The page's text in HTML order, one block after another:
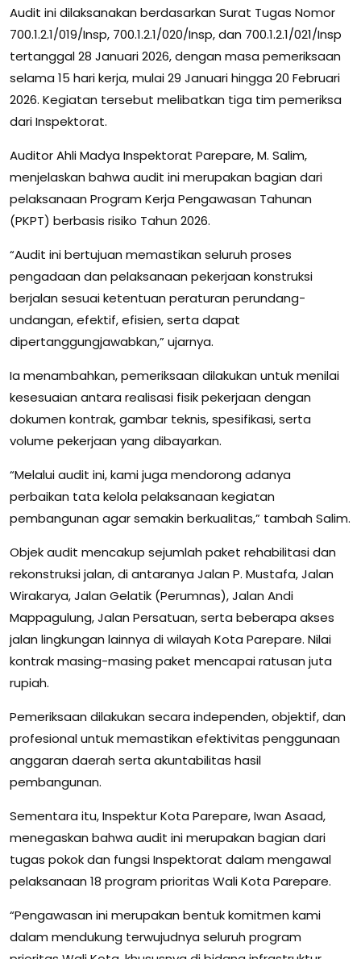
Audit ini dilaksanakan berdasarkan Surat Tugas Nomor
700.1.2.1/019/Insp, 700.1.2.1/020/Insp, dan 700.1.2.1/021/Insp
tertanggal 28 Januari 2026, dengan masa pemeriksaan
selama 15 hari kerja, mulai 29 Januari hingga 20 Februari
2026. Kegiatan tersebut melibatkan tiga tim pemeriksa
dari Inspektorat.
Auditor Ahli Madya Inspektorat Parepare, M. Salim,
menjelaskan bahwa audit ini merupakan bagian dari
pelaksanaan Program Kerja Pengawasan Tahunan
(PKPT) berbasis risiko Tahun 2026.
“Audit ini bertujuan memastikan seluruh proses
pengadaan dan pelaksanaan pekerjaan konstruksi
berjalan sesuai ketentuan peraturan perundang-
undangan, efektif, efisien, serta dapat
dipertanggungjawabkan,” ujarnya.
Ia menambahkan, pemeriksaan dilakukan untuk menilai
kesesuaian antara realisasi fisik pekerjaan dengan
dokumen kontrak, gambar teknis, spesifikasi, serta
volume pekerjaan yang dibayarkan.
“Melalui audit ini, kami juga mendorong adanya
perbaikan tata kelola pelaksanaan kegiatan
pembangunan agar semakin berkualitas,” tambah Salim.
Objek audit mencakup sejumlah paket rehabilitasi dan
rekonstruksi jalan, di antaranya Jalan P. Mustafa, Jalan
Wirakarya, Jalan Gelatik (Perumnas), Jalan Andi
Mappagulung, Jalan Persatuan, serta beberapa akses
jalan lingkungan lainnya di wilayah Kota Parepare. Nilai
kontrak masing-masing paket mencapai ratusan juta
rupiah.
Pemeriksaan dilakukan secara independen, objektif, dan
profesional untuk memastikan efektivitas penggunaan
anggaran daerah serta akuntabilitas hasil
pembangunan.
Sementara itu, Inspektur Kota Parepare, Iwan Asaad,
menegaskan bahwa audit ini merupakan bagian dari
tugas pokok dan fungsi Inspektorat dalam mengawal
pelaksanaan 18 program prioritas Wali Kota Parepare.
“Pengawasan ini merupakan bentuk komitmen kami
dalam mendukung terwujudnya seluruh program